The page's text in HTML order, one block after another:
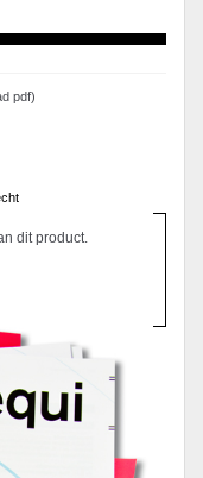
pdf)
dit product.